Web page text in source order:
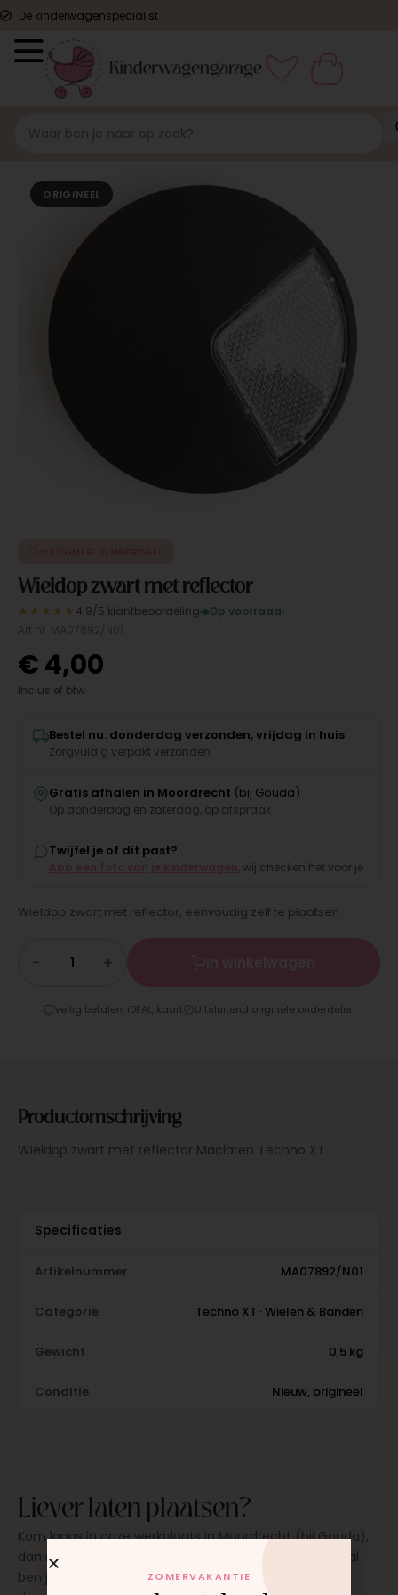
Dé kinderwagenspecialist
ORIGINEEL
Wieldop zwart met reflector
★★★★★ 4.9/5 klantbeoordeling
Op voorraad
€4,00
Inclusief btw
Bestel nu: donderdag verzonden, vrijdag in huis
Zorgvuldig verpakt verzonden
Gratis afhalen in Moordrecht (bij Gouda)
Op donderdag en zaterdag, op afspraak
Twijfel je of dit past?
, wij checken het voor je
Wieldop zwart met reflector, eenvoudig zelf te plaatsen.
− +
Veilig betalen: iDEAL, kaart Uitsluitend originele onderdelen
Productomschrijving
Wieldop zwart met reflector Maclaren Techno XT
Specificaties
Artikelnummer MA07892/N01
Categorie Techno XT · Wielen & Banden
Gewicht 0,5 kg
Conditie Nieuw, origineel
Liever laten plaatsen?
Kom langs in onze werkplaats in Moordrecht (bij Gouda),
dan monteren wij het onderdeel direct voor je. Meestal
ben je binnen 15 tot 20 minuten weer buiten. Op
ZOMERVAKANTIE